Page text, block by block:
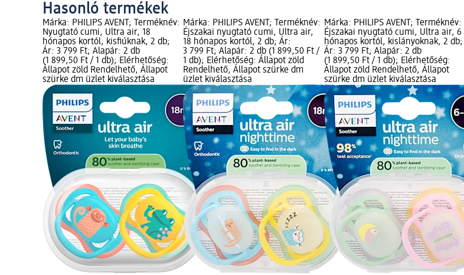
Hasonló termékek
Márka: PHILIPS AVENT; Terméknév:
Nyugtató cumi, Ultra air, 18
hónapos kortól, kisfiúknak, 2 db;
Ár: 3 799 Ft; Alapár: 2 db
(1 899,50 Ft / 1 db); Elérhetőség:
Állapot zöld Rendelhető, Állapot
szürke dm üzlet kiválasztása
Márka: PHILIPS AVENT; Terméknév:
Éjszakai nyugtató cumi, Ultra air,
18 hónapos kortól, 2 db; Ár:
3 799 Ft; Alapár: 2 db (1 899,50 Ft /
1 db); Elérhetőség: Állapot zöld
Rendelhető, Állapot szürke dm
üzlet kiválasztása
Márka: PHILIPS AVENT; Terméknév:
Éjszakai nyugtató cumi, Ultra air, 6
hónapos kortól, kislányoknak, 2 db;
Ár: 3 799 Ft; Alapár: 2 db
(1 899,50 Ft / 1 db); Elérhetőség:
Állapot zöld Rendelhető, Állapot
szürke dm üzlet kiválasztása